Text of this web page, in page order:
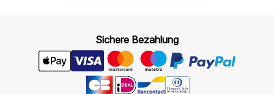
Sichere Bezahlung